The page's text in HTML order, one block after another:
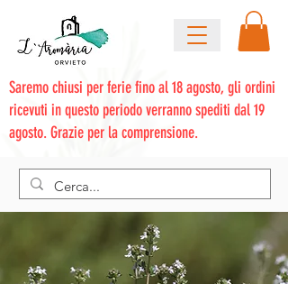
Saremo chiusi per ferie fino al 18 agosto, gli ordini
ricevuti in questo periodo verranno spediti dal 19
agosto. Grazie per la comprensione.